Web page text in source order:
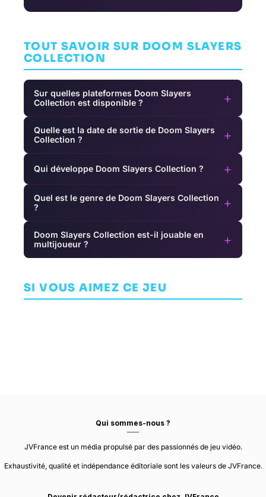
TOUT SAVOIR SUR DOOM SLAYERS
COLLECTION
Sur quelles plateformes Doom Slayers
Collection est disponible ?
+
Quelle est la date de sortie de Doom Slayers
Collection ?
+
Qui développe Doom Slayers Collection ? +
Quel est le genre de Doom Slayers Collection
?
+
Doom Slayers Collection est-il jouable en
multijoueur ?
+
SI VOUS AIMEZ CE JEU
DESTRUCTIVE
AVENTURE
Qui sommes-nous ?
JVFrance est un média propulsé par des passionnés de jeu vidéo.
Exhaustivité, qualité et indépendance éditoriale sont les valeurs de JVFrance.